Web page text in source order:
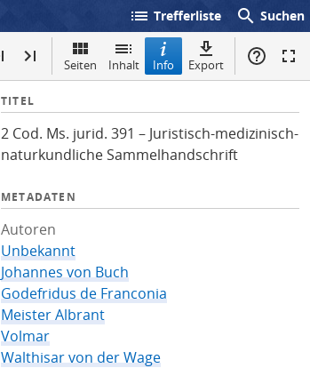
list Trefferliste search Suchen
Seiten Inhalt Info Export
I
f
o
TITEL
2 Cod. Ms. jurid. 391 – Juristisch-medizinisch-
naturkundliche Sammelhandschrift
METADATEN
Autoren
Unbekannt
Johannes von Buch
Godefridus de Franconia
Meister Albrant
Volmar
Walthisar von der Wage